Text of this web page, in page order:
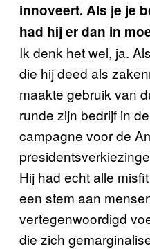
innoveert. Als je je
had hij er dan in
Ik denk het wel, ja.
die hij deed als
maakte gebruik van
runde zijn bedrijf in
campagne voor de
Hij had echt alle
een stem aan
vertegenwoordigd
die zich